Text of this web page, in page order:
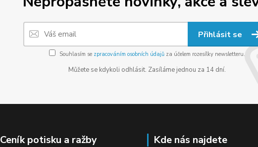
Přihlásit se
Souhlasím se zpracováním osobních údajů za účelem rozesílky newsletteru.
Můžete se kdykoli odhlásit. Zasíláme jednou za 14 dní.
Ceník potisku a ražby Kde nás najdete